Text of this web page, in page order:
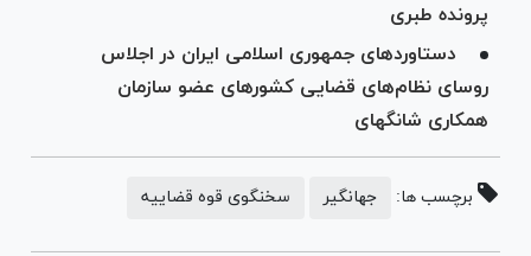
پرونده طبری
دستاوردهای جمهوری اسلامی ایران در اجلاس
روسای نظام‌های قضایی کشورهای عضو سازمان
همکاری شانگهای
برچسب ها: جهانگیر سخنگوی قوه قضاییه